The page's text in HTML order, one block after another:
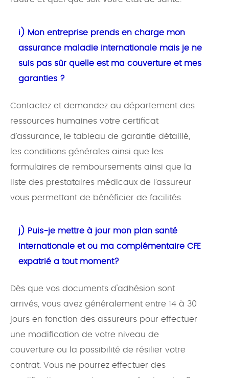
i) Mon entreprise prends en charge mon
assurance maladie internationale mais je ne
suis pas sûr quelle est ma couverture et mes
garanties ?
Contactez et demandez au département des
ressources humaines votre certificat
d’assurance, le tableau de garantie détaillé,
les conditions générales ainsi que les
formulaires de remboursements ainsi que la
liste des prestataires médicaux de l’assureur
vous permettant de bénéficier de facilités.
j) Puis-je mettre à jour mon plan santé
internationale et ou ma complémentaire CFE
expatrié a tout moment?
Dès que vos documents d'adhésion sont
arrivés, vous avez généralement entre 14 à 30
jours en fonction des assureurs pour effectuer
une modification de votre niveau de
couverture ou la possibilité de résilier votre
contrat. Vous ne pourrez effectuer des